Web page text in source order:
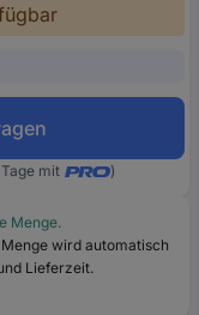
mit )
Menge.
wird automatisch
Lieferzeit.